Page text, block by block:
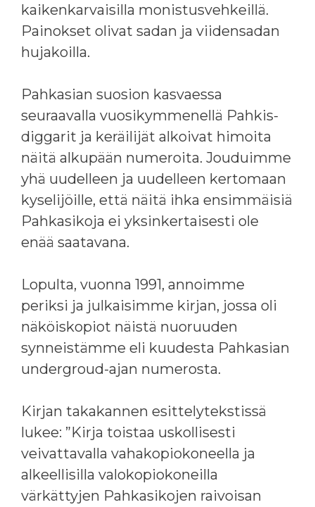
kaikenkarvaisilla monistusvehkeillä.
Painokset olivat sadan ja viidensadan
hujakoilla.
Pahkasian suosion kasvaessa
seuraavalla vuosikymmenellä Pahkis-
diggarit ja keräilijät alkoivat himoita
näitä alkupään numeroita. Jouduimme
yhä uudelleen ja uudelleen kertomaan
kyselijöille, että näitä ihka ensimmäisiä
Pahkasikoja ei yksinkertaisesti ole
enää saatavana.
Lopulta, vuonna 1991, annoimme
periksi ja julkaisimme kirjan, jossa oli
näköiskopiot näistä nuoruuden
synneistämme eli kuudesta Pahkasian
undergroud-ajan numerosta.
Kirjan takakannen esittelytekstissä
lukee: ”Kirja toistaa uskollisesti
veivattavalla vahakopiokoneella ja
alkeellisilla valokopiokoneilla
värkättyjen Pahkasikojen raivoisan